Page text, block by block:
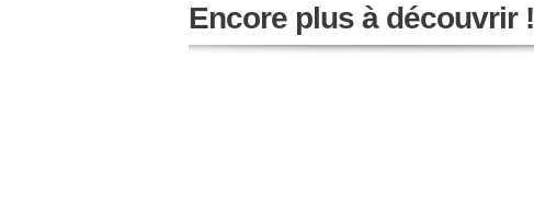
Encore plus à découvrir !